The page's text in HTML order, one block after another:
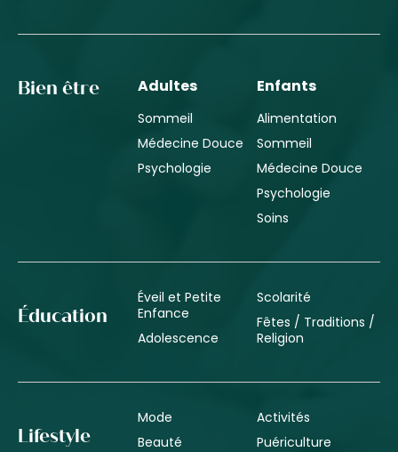
Bien être Adultes
Sommeil
Médecine Douce
Psychologie
Enfants
Alimentation
Sommeil
Médecine Douce
Psychologie
Soins
Éducation
Éveil et Petite
Enfance
Adolescence
Scolarité
Fêtes / Traditions /
Religion
Lifestyle
Mode
Beauté
Activités
Puériculture